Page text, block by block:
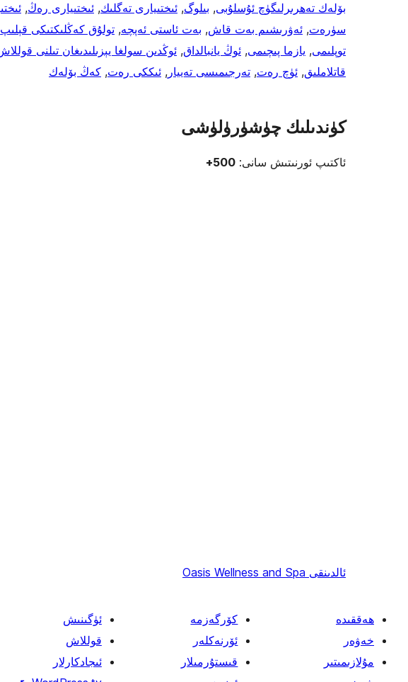
بۆلەك تەھرىرلىگۈچ ئۇسلۇبى, بىلوگ, ئىختىيارى تەگلىك, ئىختىيارى رەڭ,
سۈرەت, ئەۋرىشىم بەت قاش, بەت ئاستى ئەپچە, تولۇق كەڭلىكتىكى قېلىپ
توپلىمى, يازما پىچىمى, ئوڭ يانبالداق, ئوڭدىن سولغا يېزىلىدىغان تىلنى
قاتلاملىق, ئۈچ رەت, تەرجىمىسى تەييار , ئىككى رەت, كەڭ بۆلەك
كۈندىلىك چۈشۈرۈلۈشى
ئاكتىپ ئورنىتىش سانى: 500+
ئالدىنقى Oasis Wellness and Spa
ھەققىدە
خەۋەر
مۇلازىمىتىر
كۆرگەزمە
ئۆرنەكلەر
قىستۇرمىلار
ئۈگىنىش
قوللاش
ئىجادكارلار